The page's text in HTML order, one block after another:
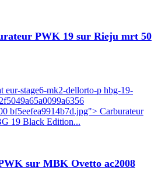
PWK 19 sur Rieju mrt 50
eur-stage6-mk2-dellorto-p hbg-19-
bf5eefea9914b7d.jpg"> Carburateur
19 Black Edition...
sur MBK Ovetto ac2008